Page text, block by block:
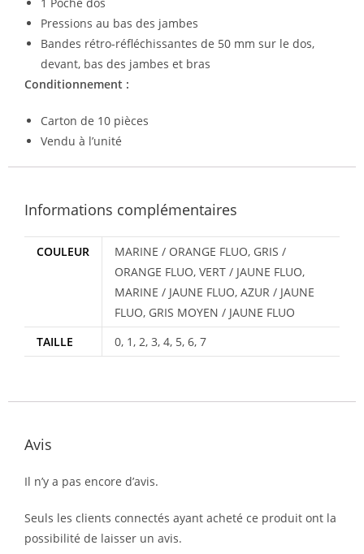
Pressions au bas des jambes
Bandes rétro-réfléchissantes de 50 mm sur le dos,
devant, bas des jambes et bras
Conditionnement :
Carton de 10 pièces
Vendu à l’unité
Informations complémentaires
COULEUR
MARINE / ORANGE FLUO, GRIS /
ORANGE FLUO, VERT / JAUNE FLUO,
MARINE / JAUNE FLUO, AZUR / JAUNE
FLUO, GRIS MOYEN / JAUNE FLUO
TAILLE
0, 1, 2, 3, 4, 5, 6, 7
Avis
Il n’y a pas encore d’avis.
Seuls les clients connectés ayant acheté ce produit ont la
possibilité de laisser un avis.